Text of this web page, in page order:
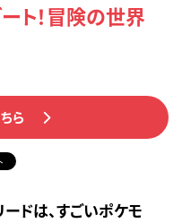
ト！冒険の世界
ら
ドは、すごいポケモ